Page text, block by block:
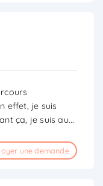
effet, je suis
ça, je suis au...
une demande